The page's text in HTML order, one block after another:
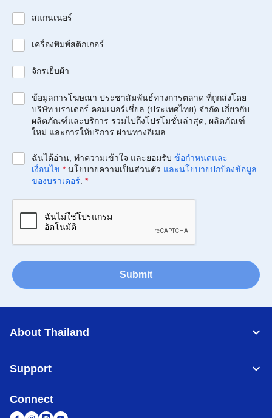
สแกนเนอร์
เครื่องพิมพ์สติกเกอร์
จักรเย็บผ้า
ข้อมูลการโฆษณา ประชาสัมพันธ์ทางการตลาด ที่ถูกส่งโดย
บริษัท บราเดอร์ คอมเมอร์เชี่ยล (ประเทศไทย) จำกัด เกี่ยวกับ
ผลิตภัณฑ์และบริการ รวมไปถึงโปรโมชั่นล่าสุด, ผลิตภัณฑ์
ใหม่ และการให้บริการ ผ่านทางอีเมล
ฉันได้อ่าน, ทำความเข้าใจ และยอมรับ ข้อกำหนดและ
เงื่อนไข * นโยบายความเป็นส่วนตัว และนโยบายปกป้องข้อมูล
ของบราเดอร์ *
Submit
About Thailand
Support
Connect